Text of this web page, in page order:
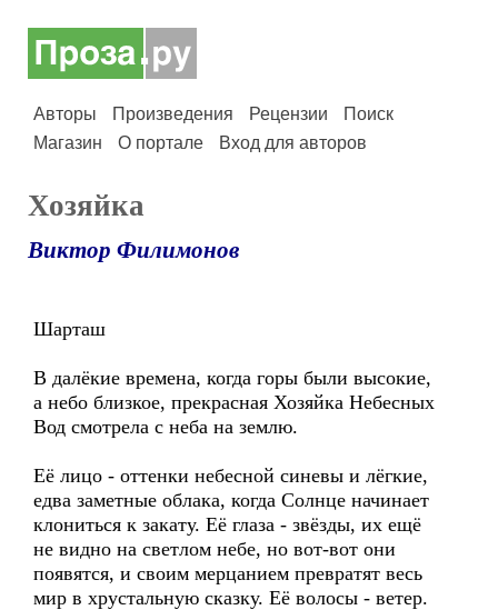
Авторы Произведения Рецензии
Поиск
Магазин
О портале Вход для авторов
Хозяйка
Виктор Филимонов
Шарташ
В далёкие времена, когда горы были высокие,
а небо близкое, прекрасная Хозяйка Небесных
Вод смотрела с неба на землю.
Её лицо - оттенки небесной синевы и лёгкие,
едва заметные облака, когда Солнце начинает
клониться к закату. Её глаза - звёзды, их ещё
не видно на светлом небе, но вот-вот они
появятся, и своим мерцанием превратят весь
мир в хрустальную сказку. Её волосы - ветер.